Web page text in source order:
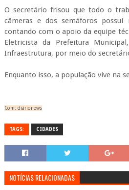
O secretário frisou que todo o
câmeras e dos semáforos possui
contando com o apoio da equipe
Eletricista da Prefeitura
Infraestrutura, por meio do
Enquanto isso, a população vive na
Com: diárionews
TAGS: CIDADES
NOTÍCIAS RELACIONADAS